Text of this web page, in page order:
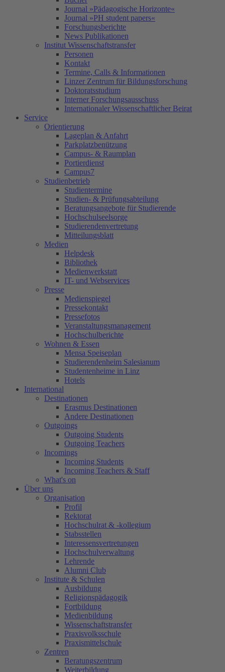
Journal »Pädagogische Horizonte«
Journal »PH student papers«
Forschungsberichte
News Publikationen
Institut Wissenschaftstransfer
Personen
Kontakt
Termine, Calls & Informationen
Linzer Zentrum für Bildungsforschung
Doktoratsstudium
Interner Forschungsausschuss
Internationaler Wissenschaftlicher Beirat
Service
Orientierung
Lageplan & Anfahrt
Parkplatzbenützung
Campus- & Raumplan
Portierdienst
Campus7
Studienbetrieb
Studientermine
Studien- & Prüfungsabteilung
Beratungsangebote für Studierende
Hochschulseelsorge
Studierendenvertretung
Mitteilungsblatt
Medien
Helpdesk
Bibliothek
Medienwerkstatt
IT- und Webservices
Presse
Medienspiegel
Pressekontakt
Pressefotos
Veranstaltungsmanagement
Hochschulberichte
Wohnen & Essen
Mensa Speiseplan
Studierendenheim Salesianum
Studentenheime in Linz
Hotels
International
Destinationen
Erasmus Destinationen
Andere Destinationen
Outgoings
Outgoing Students
Outgoing Teachers
Incomings
Incoming Students
Incoming Teachers & Staff
What's on
Über uns
Organisation
Profil
Rektorat
Hochschulrat & -kollegium
Stabsstellen
Interessensvertretungen
Hochschulverwaltung
Lehrende
Alumni Club
Institute & Schulen
Ausbildung
Religionspädagogik
Fortbildung
Medienbildung
Wissenschaftstransfer
Praxisvolksschule
Praxismittelschule
Zentren
Beratungszentrum
Weiterbildung